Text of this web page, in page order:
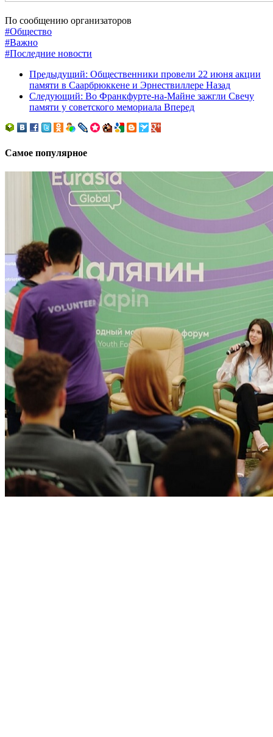
По сообщению организаторов
#Общество
#Важно
#Последние новости
Предыдущий: Общественники провели 22 июня акции
памяти в Саарбрюккене и Эрнествиллере Назад
Следующий: Во Франкфурте-на-Майне зажгли Свечу
памяти у советского мемориала Вперед
Самое популярное